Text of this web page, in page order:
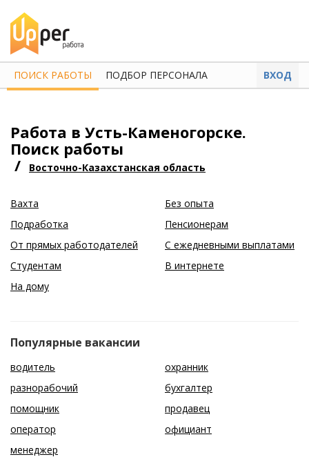
ПОИСК РАБОТЫ ПОДБОР ПЕРСОНАЛА ВХОД
Работа в Усть-Каменогорске.
Поиск работы
/
Восточно-Казахстанская область
Вахта
Без опыта
Подработка
Пенсионерам
От прямых работодателей
С ежедневными выплатами
Студентам
В интернете
На дому
Популярные вакансии
водитель
охранник
разнорабочий
бухгалтер
помощник
продавец
оператор
официант
менеджер